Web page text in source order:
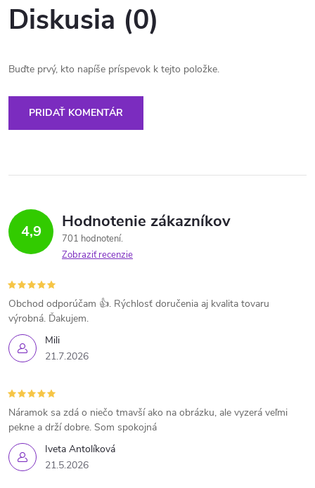
Diskusia (0)
Buďte prvý, kto napíše príspevok k tejto položke.
PRIDAŤ KOMENTÁR
4,9 Hodnotenie zákazníkov
701 hodnotení
Zobraziť recenzie
Mili
21.7.2026
Obchod odporúčam 👍. Rýchlosť doručenia aj kvalita tovaru
výrobná. Ďakujem.
Iveta Antolíková
21.5.2026
Náramok sa zdá o niečo tmavší ako na obrázku, ale vyzerá veľmi
pekne a drží dobre. Som spokojná